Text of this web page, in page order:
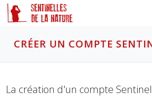
CRÉER UN COMPTE
La création d'un compte
Panneau de gestion des cookies